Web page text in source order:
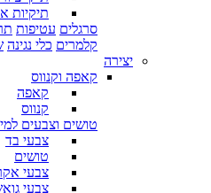
תיקיות
סרגלים עטיפות
קלמרים כלי נגינה
יצירה
קאפה וקנווס
קאפה
קנווס
טושים וצבעים
צבעי בד
טושים
צבעי
צבעי